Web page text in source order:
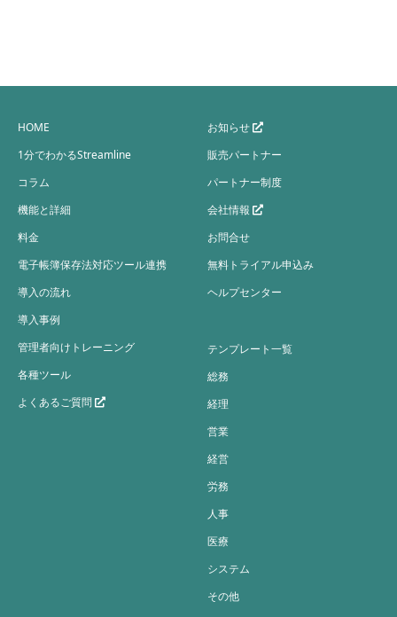
HOME
1分でわかるStreamline
コラム
機能と詳細
料金
電子帳簿保存法対応ツール連携
導入の流れ
導入事例
管理者向けトレーニング
各種ツール
よくあるご質問
お知らせ
販売パートナー
パートナー制度
会社情報
お問合せ
無料トライアル申込み
ヘルプセンター
テンプレート一覧
総務
経理
営業
経営
労務
人事
医療
システム
その他